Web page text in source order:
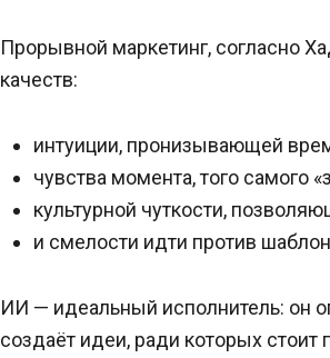
Прорывной маркетинг, согласно
качеств:
интуиции, пронизывающей
чувства момента, того самого
культурной чуткости,
и смелости идти против
ИИ — идеальный исполнитель: он
создаёт идеи, ради которых